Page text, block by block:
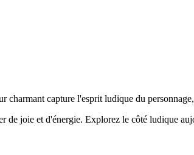
capture l'esprit ludique du
de joie et d'énergie. Explorez le côté ludique